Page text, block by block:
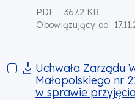
PDF
367.2 KB
Obowiązujący od
Uchwała Zarządu
Uchwała Zarządu
Małopolskiego nr
w sprawie